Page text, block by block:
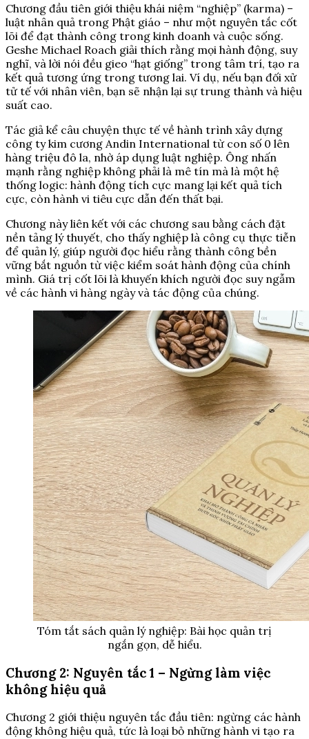
Chương đầu tiên giới thiệu khái niệm “nghiệp” (karma) –
luật nhân quả trong Phật giáo – như một nguyên tắc cốt
lõi để đạt thành công trong kinh doanh và cuộc sống.
Geshe Michael Roach giải thích rằng mọi hành động, suy
nghĩ, và lời nói đều gieo “hạt giống” trong tâm trí, tạo ra
kết quả tương ứng trong tương lai. Ví dụ, nếu bạn đối xử
tử tế với nhân viên, bạn sẽ nhận lại sự trung thành và hiệu
suất cao.
Tác giả kể câu chuyện thực tế về hành trình xây dựng
công ty kim cương Andin International từ con số 0 lên
hàng triệu đô la, nhờ áp dụng luật nghiệp. Ông nhấn
mạnh rằng nghiệp không phải là mê tín mà là một hệ
thống logic: hành động tích cực mang lại kết quả tích
cực, còn hành vi tiêu cực dẫn đến thất bại.
Chương này liên kết với các chương sau bằng cách đặt
nền tảng lý thuyết, cho thấy nghiệp là công cụ thực tiễn
để quản lý, giúp người đọc hiểu rằng thành công bền
vững bắt nguồn từ việc kiểm soát hành động của chính
mình. Giá trị cốt lõi là khuyến khích người đọc suy ngẫm
về các hành vi hàng ngày và tác động của chúng.
Tóm tắt sách quản lý nghiệp: Bài học quản trị
ngắn gọn, dễ hiểu.
Chương 2: Nguyên tắc 1 – Ngừng làm việc
không hiệu quả
Chương 2 giới thiệu nguyên tắc đầu tiên: ngừng các hành
động không hiệu quả, tức là loại bỏ những hành vi tạo ra